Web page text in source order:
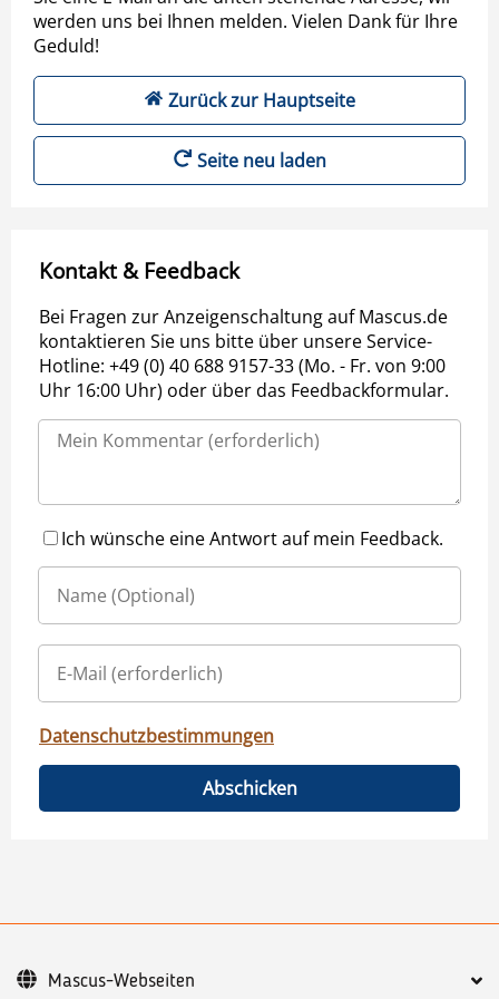
werden uns bei Ihnen melden. Vielen Dank für Ihre
Geduld!
Zurück zur Hauptseite
Seite neu laden
Kontakt & Feedback
Bei Fragen zur Anzeigenschaltung auf Mascus.de
kontaktieren Sie uns bitte über unsere Service-
Hotline: +49 (0) 40 688 9157-33 (Mo. - Fr. von 9:00
Uhr 16:00 Uhr) oder über das Feedbackformular.
Ich wünsche eine Antwort auf mein Feedback.
Datenschutzbestimmungen
Abschicken
Mascus-Webseiten